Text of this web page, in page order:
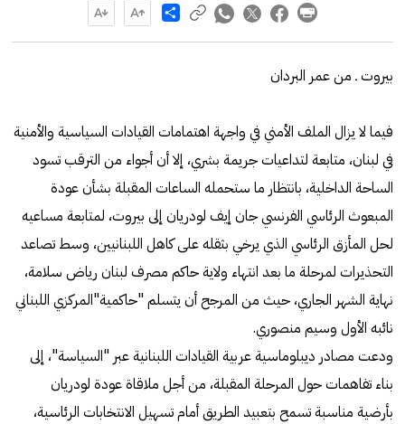
Share
بيروت ـ من عمر البردان
فيما لا يزال الملف الأمني في واجهة اهتمامات القيادات السياسية والأمنية
في لبنان، متابعة لتداعيات جريمة بشري، إلا أن أجواء من الترقب تسود
الساحة الداخلية، بانتظار ما ستحمله الساعات المقبلة بشأن عودة
المبعوث الرئاسي الفرنسي جان إيف لودريان إلى بيروت، لمتابعة مساعيه
لحل المأزق الرئاسي الذي يرخي بثقله على كاهل اللبنانيين، وسط تصاعد
التحذيرات لمرحلة ما بعد انتهاء ولاية حاكم مصرف لبنان رياض سلامة،
نهاية الشهر الجاري، حيث من المرجح أن يتسلم "حاكمية"المركزي اللبناني
نائبه الأول وسيم منصوري.
ودعت مصادر ديبلوماسية عربية القيادات اللبنانية عبر "السياسة"، إلى
بناء تفاهمات حول المرحلة المقبلة، من أجل ملاقاة عودة لودريان
بأرضية مناسبة تسمح بتعبيد الطريق أمام تسهيل الانتخابات الرئاسية،